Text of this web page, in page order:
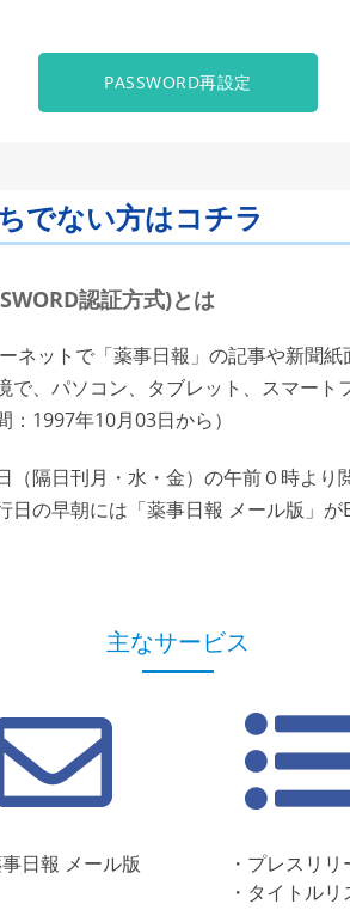
PASSWORD再設定
でない方はコチラ
認証方式)とは
ネットで「薬事日報」の記事や新聞
で、パソコン、タブレット、スマート
1997年10月03日から）
隔日刊月・水・金）の午前０時より
の早朝には「薬事日報 メール版」が
主なサービス
事日報 メール版
・プレスリリ
・タイトルリ